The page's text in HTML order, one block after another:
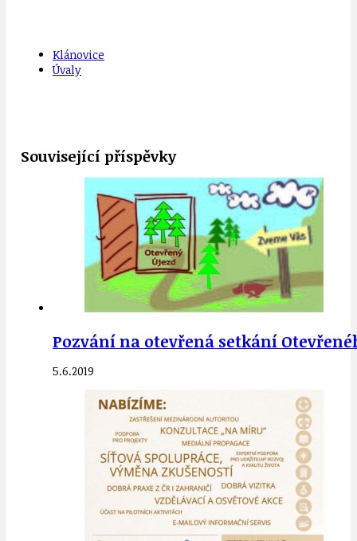
Klánovice
Úvaly
Související příspěvky
Pozvání na otevřená setkání
5.6.2019